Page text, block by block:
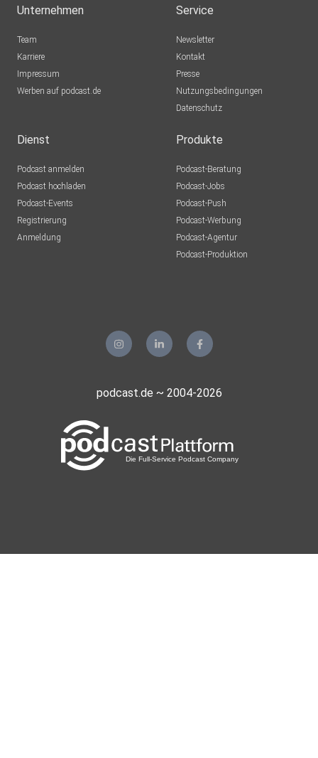
Unternehmen
Team
Karriere
Impressum
Werben auf podcast.de
Service
Newsletter
Kontakt
Presse
Nutzungsbedingungen
Datenschutz
Dienst
Podcast anmelden
Podcast hochladen
Podcast-Events
Registrierung
Anmeldung
Produkte
Podcast-Beratung
Podcast-Jobs
Podcast-Push
Podcast-Werbung
Podcast-Agentur
Podcast-Produktion
podcast.de ~ 2004-2026